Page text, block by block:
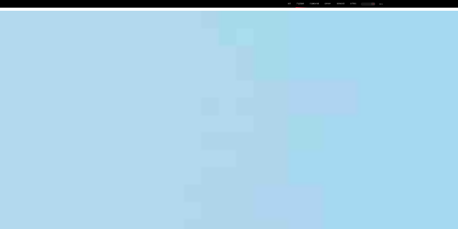
首页 产品及服务 行业解决方案 合作伙伴 投资者关系 关于我们 中EN